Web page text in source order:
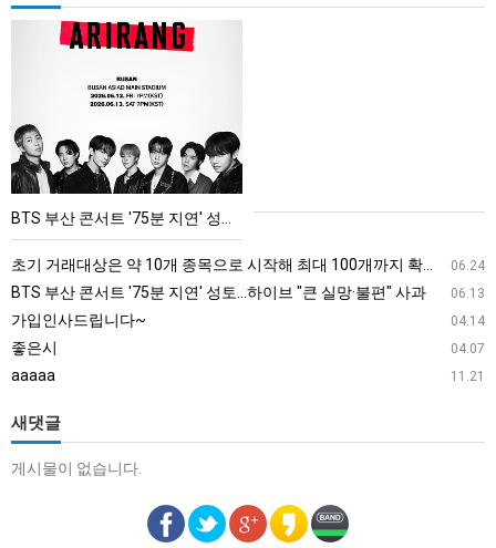
서
트
'75
분
브
"큰
실
BTS 부산 콘서트 '75분 지연' 성토…하이브 "큰 실망·불편" 사과
06.24
초기 거래대상은 약 10개 종목으로 시작해 최대 100개까지 확대할 방침이다. 구체적인 거래 대상 ETF는 아직 확정되지 않았지만, 시장 대표성이나 거래량을 고려해 선정할 계획이다.
06.13
BTS 부산 콘서트 '75분 지연' 성토…하이브 "큰 실망·불편" 사과
04.14
가입인사드립니다~
04.07
좋은시
11.21
aaaaa
새댓글
게시물이 없습니다.